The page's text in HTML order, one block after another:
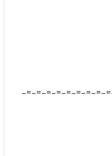
-=-=-=-=-=-=-=-=-